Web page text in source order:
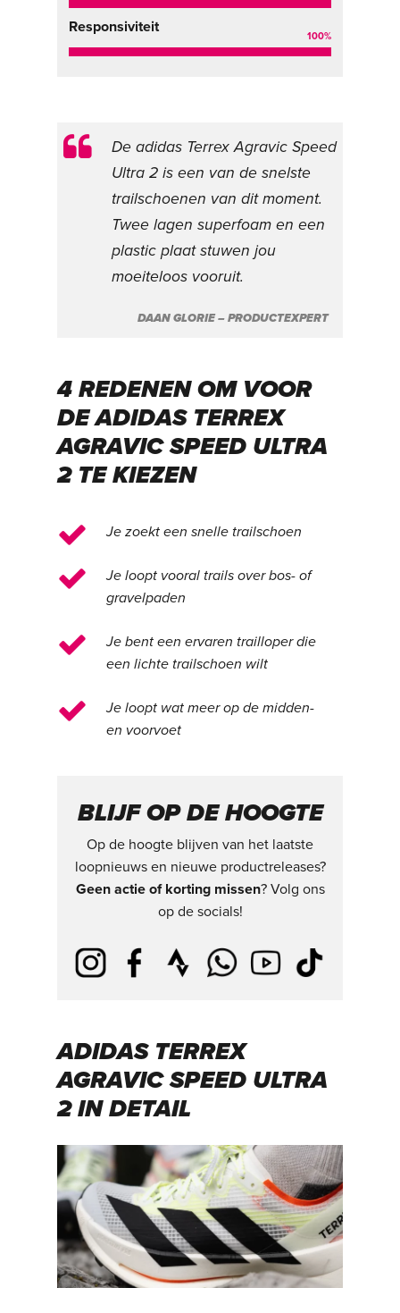
Responsiviteit
100%
De adidas Terrex Agravic Speed
Ultra 2 is een van de snelste
trailschoenen van dit moment.
Twee lagen superfoam en een
plastic plaat stuwen jou
moeiteloos vooruit.
DAAN GLORIE – PRODUCTEXPERT
4 REDENEN OM VOOR
DE ADIDAS TERREX
AGRAVIC SPEED ULTRA
2 TE KIEZEN
Je zoekt een snelle trailschoen
Je loopt vooral trails over bos- of
gravelpaden
Je bent een ervaren trailloper die
een lichte trailschoen wilt
Je loopt wat meer op de midden-
en voorvoet
BLIJF OP DE HOOGTE
Op de hoogte blijven van het laatste
loopnieuws en nieuwe productreleases?
Geen actie of korting missen? Volg ons
op de socials!
ADIDAS TERREX
AGRAVIC SPEED ULTRA
2 IN DETAIL